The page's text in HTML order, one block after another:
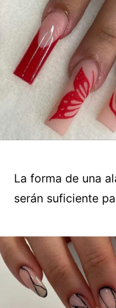
La forma de una
serán suficiente